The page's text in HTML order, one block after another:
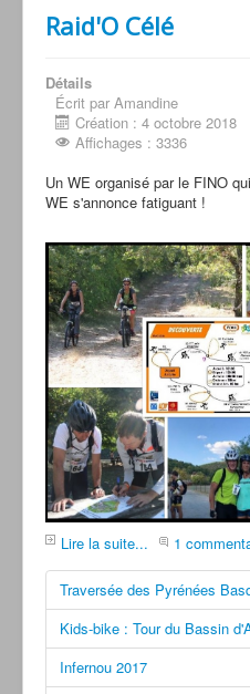
Raid'O Célé
Détails
Écrit par Amandine
Création : 4 octobre 2018
Affichages : 3336
Un WE organisé par le FINO
WE s'annonce fatiguant !
Lire la suite... 1
Traversée des Pyrénées
Kids-bike : Tour du Bassin
Infernou 2017